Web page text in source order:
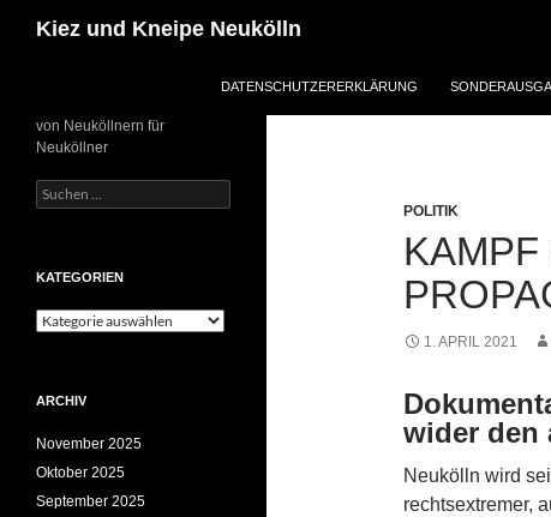
Inhalt
Kiez und Kneipe Neukölln
DATENSCHUTZERERKLÄRUNG
POLITIK
1. APRIL 2021
wider den
Neukölln wird
rechtsextremer,
von Neuköllnern für
Neuköllner
Suchen
nach:
KATEGORIEN
Kategorien
ARCHIV
November 2025
Oktober 2025
September 2025